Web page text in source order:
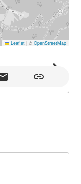
Leaflet |© OpenStreetMap